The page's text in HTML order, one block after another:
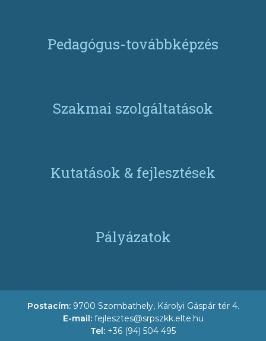
Pedagógus-továbbképzés
Szakmai szolgáltatások
Kutatások & fejlesztések
Pályázatok
Postacím: 9700 Szombathely, Károlyi Gáspár tér 4.
E-mail: fejlesztes@srpszkk.elte.hu
Tel: +36 (94) 504 495